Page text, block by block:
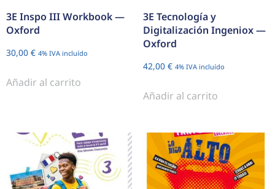
3E Inspo III Workbook —
Oxford
30,00 € 4% IVA incluído
Añadir al carrito
3E Tecnología y
Digitalización Ingeniox —
Oxford
42,00 € 4% IVA incluído
Añadir al carrito